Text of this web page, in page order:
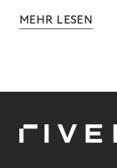
MEHR LESEN